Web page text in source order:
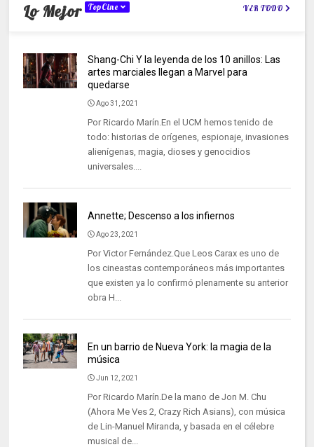
Lo Mejor TopCine VER TODO
Shang-Chi Y la leyenda de los 10 anillos: Las
artes marciales llegan a Marvel para
quedarse
Ago 31, 2021
Por Ricardo Marín.En el UCM hemos tenido de
todo: historias de orígenes, espionaje, invasiones
alienígenas, magia, dioses y genocidios
universales....
Annette; Descenso a los infiernos
Ago 23, 2021
Por Victor Fernández.Que Leos Carax es uno de
los cineastas contemporáneos más importantes
que existen ya lo confirmó plenamente su anterior
obra H...
En un barrio de Nueva York: la magia de la
música
Jun 12, 2021
Por Ricardo Marín.De la mano de Jon M. Chu
(Ahora Me Ves 2, Crazy Rich Asians), con música
de Lin-Manuel Miranda, y basada en el célebre
musical de...